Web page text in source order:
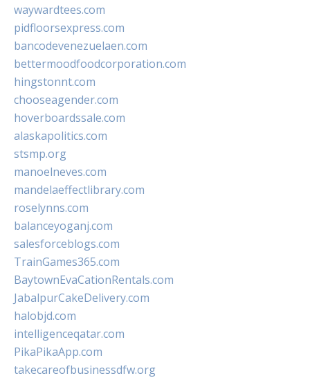
waywardtees.com
pidfloorsexpress.com
bancodevenezuelaen.com
bettermoodfoodcorporation.com
hingstonnt.com
chooseagender.com
hoverboardssale.com
alaskapolitics.com
stsmp.org
manoelneves.com
mandelaeffectlibrary.com
roselynns.com
balanceyoganj.com
salesforceblogs.com
TrainGames365.com
BaytownEvaCationRentals.com
JabalpurCakeDelivery.com
halobjd.com
intelligenceqatar.com
PikaPikaApp.com
takecareofbusinessdfw.org